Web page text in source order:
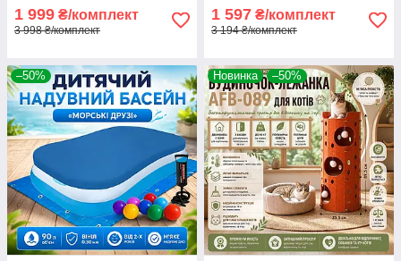
1 999 ₴/комплект
3 998 ₴/комплект
1 597 ₴/комплект
3 194 ₴/комплект
–50% Новинка –50%